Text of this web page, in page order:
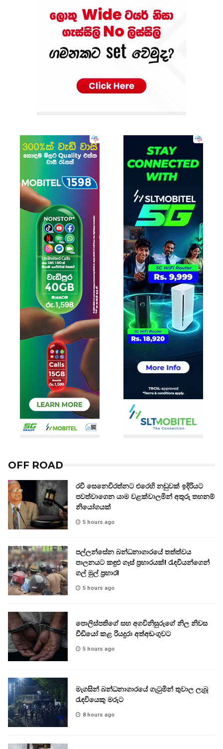
OFF ROAD
රවී සෙනෙවිරත්නට එරෙහි නඩුවක් ඉදිරියට
පවත්වාගෙන යාම වළක්වාලමින් අතුරු තහනම්
නියෝගයක්
5 hours ago
පල්ලන්සේන බන්ධනාගාරයේ තත්ත්වය
පාලනයට කඳුළු ගෑස් ප්‍රහාරයක්! රැඳවියන්ගෙන්
ගල් මුල් ප්‍රහාර!
5 hours ago
පොලිස්පතිගේ සහ අගවිනිසුරුගේ නිල නිවස
වීඩියෝ කළ රියදුරා අත්අඩංගුවට
5 hours ago
මැගසින් බන්ධනාගාරයේ ගැටුමින් තුවාල ලැබූ
රැඳවියෙකු මරුට
8 hours ago